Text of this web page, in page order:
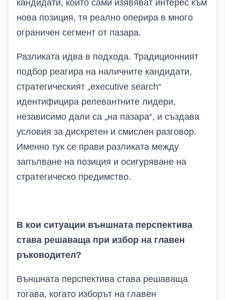
кандидати, които сами изявяват интерес към
нова позиция, тя реално оперира в много
ограничен сегмент от пазара.
Разликата идва в подхода. Традиционният
подбор реагира на наличните кандидати,
стратегическият „executive search“
идентифицира релевантните лидери,
независимо дали са „на пазара“, и създава
условия за дискретен и смислен разговор.
Именно тук се прави разликата между
запълване на позиция и осигуряване на
стратегическо предимство.
В кои ситуации външната перспектива
става решаваща при избор на главен
ръководител?
Външната перспектива става решаваща
тогава, когато изборът на главен